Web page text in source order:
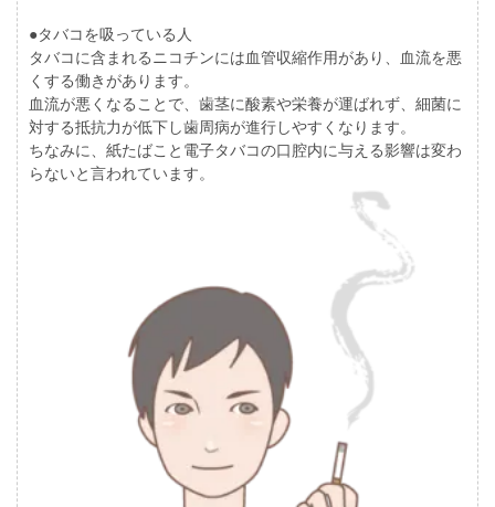
●タバコを吸っている人
タバコに含まれるニコチンには血管収縮作用があり、血流を悪
くする働きがあります。
血流が悪くなることで、歯茎に酸素や栄養が運ばれず、細菌に
対する抵抗力が低下し歯周病が進行しやすくなります。
ちなみに、紙たばこと電子タバコの口腔内に与える影響は変わ
らないと言われています。